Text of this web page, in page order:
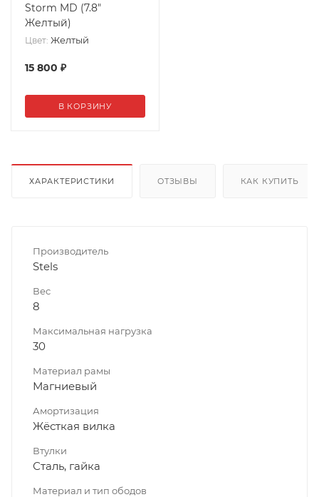
Storm MD (7.8"
Желтый)
Цвет: Желтый
15 800 ₽
В КОРЗИНУ
ХАРАКТЕРИСТИКИ ОТЗЫВЫ КАК КУПИТЬ
Производитель
Stels
Вес
8
Максимальная нагрузка
30
Материал рамы
Магниевый
Амортизация
Жёсткая вилка
Втулки
Сталь, гайка
Материал и тип ободов